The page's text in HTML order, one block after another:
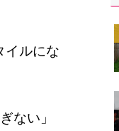
イルにな
ない」